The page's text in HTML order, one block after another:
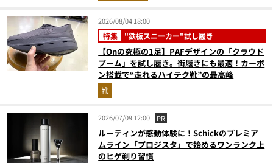
2026/08/04 18:00
特集 "鉄板スニーカー"試し履き
【Onの究極の1足】PAFデザインの「クラウド
ブーム」を試し履き。街履きにも最適！カーボ
ン搭載で“走れるハイテク靴”の最高峰
靴
2026/07/09 12:00 PR
ルーティンが感動体験に！Schickのプレミア
ムライン「プロジスタ」で始めるワンランク上
のヒゲ剃り習慣